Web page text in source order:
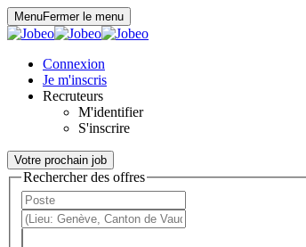
MenuFermer le menu
Connexion
Je m'inscris
Recruteurs
M'identifier
S'inscrire
Votre prochain job
Rechercher des offres
Panneau de gestion des cookies